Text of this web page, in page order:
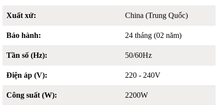
Xuất xứ: China (Trung Quốc)
Bảo hành: 24 tháng (02 năm)
Tần số (Hz): 50/60Hz
Điện áp (V): 220 - 240V
Công suất (W): 2200W